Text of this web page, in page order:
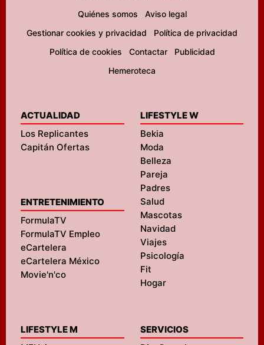
Quiénes somos
Aviso legal
Gestionar cookies y privacidad
Política de privacidad
Política de cookies
Contactar
Publicidad
Hemeroteca
ACTUALIDAD
Los Replicantes
Capitán Ofertas
ENTRETENIMIENTO
FormulaTV
FormulaTV Empleo
eCartelera
eCartelera México
Movie'n'co
LIFESTYLE W
Bekia
Moda
Belleza
Pareja
Padres
Salud
Mascotas
Navidad
Viajes
Psicología
Fit
Hogar
LIFESTYLE M
SERVICIOS